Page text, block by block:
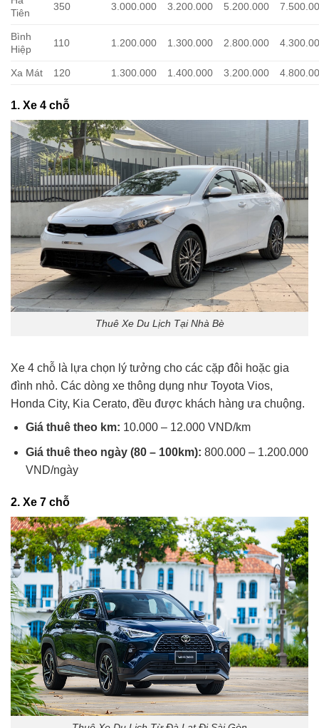
Tiên
350 3.000.000 3.200.000 5.200.000
Bình
Hiệp
110 1.200.000 1.300.000 2.800.000
Xa Mát 120 1.300.000 1.400.000 3.200.000
1. Xe 4 chỗ
Thuê Xe Du Lịch Tại Nhà Bè
Xe 4 chỗ là lựa chọn lý tưởng cho các cặp đôi hoặc gia
đình nhỏ. Các dòng xe thông dụng như Toyota Vios,
Honda City, Kia Cerato, đều được khách hàng ưa chuộng.
Giá thuê theo km: 10.000 – 12.000 VND/km
Giá thuê theo ngày (80 – 100km): 800.000 – 1.200.000
VND/ngày
2. Xe 7 chỗ